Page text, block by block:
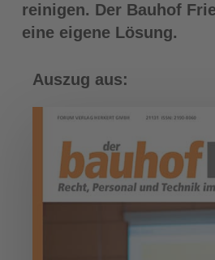
reinigen. Der Bauhof
eine eigene Lösung.
Auszug aus: